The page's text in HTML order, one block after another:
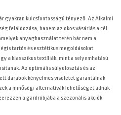
gyakran kulcsfontosságú tényező. Az Alkalmi
feláldozása, hanem az okos vásárlás a cél.
anyaghasználat terén bár nem a
tartós és esztétikus megoldásokat
a klasszikus textíliák, mint a selyemhatású
Az optimális súlyelosztás és az
darabok kényelmes viseletet garantálnak
a minőségi alternatívák lehetőséget adnak
a gardróbjába a szezonális akciók